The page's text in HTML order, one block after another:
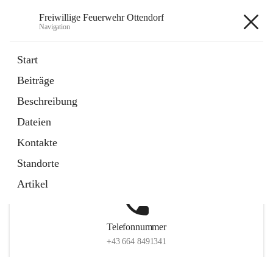
Freiwillige Feuerwehr Ottendorf
Navigation
Start
Beiträge
Beschreibung
Dateien
Kontakte
Standorte
Artikel
Telefonnummer
+43 664 8491341